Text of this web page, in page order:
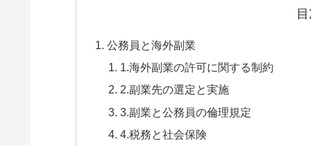
公務員と海外副業
1.海外副業の許可に関する制約
2.副業先の選定と実施
3.副業と公務員の倫理規定
4.税務と社会保険